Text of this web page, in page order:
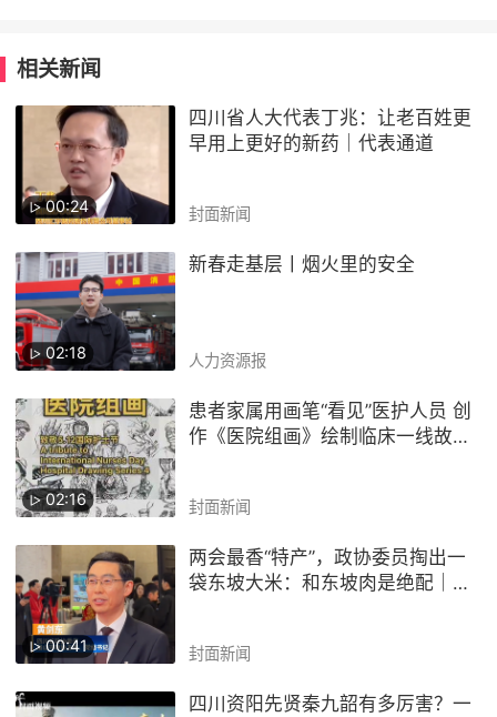
相关新闻
00:24
四川省人大代表丁兆：让老百姓更
早用上更好的新药｜代表通道
封面新闻
02:18
新春走基层丨烟火里的安全
人力资源报
02:16
患者家属用画笔“看见”医护人员 创
作《医院组画》绘制临床一线故事
封面新闻
00:41
两会最香“特产”，政协委员掏出一
袋东坡大米：和东坡肉是绝配｜委
封面新闻
四川资阳先贤秦九韶有多厉害？一